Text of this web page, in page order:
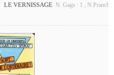
LE VERNISSAGE N. Gags : 1 ;